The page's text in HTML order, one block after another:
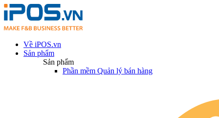
Về iPOS.vn
Sản phẩm
Sản phẩm
Phần mềm Quản lý bán hàng